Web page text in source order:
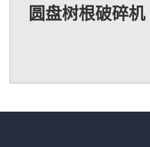
圆盘树根破碎机